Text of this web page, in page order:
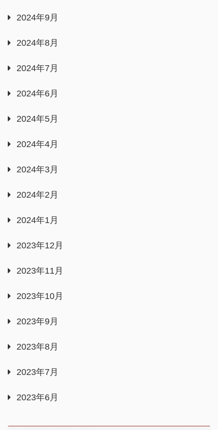
2024年9月
2024年8月
2024年7月
2024年6月
2024年5月
2024年4月
2024年3月
2024年2月
2024年1月
2023年12月
2023年11月
2023年10月
2023年9月
2023年8月
2023年7月
2023年6月